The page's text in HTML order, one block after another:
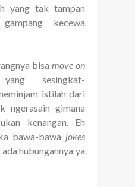
yang tak tampan
kecewa
bisa move on
sesingkat-
istilah dari
ngerasain gimana
kenangan. Eh
bawa-bawa jokes
hubungannya ya